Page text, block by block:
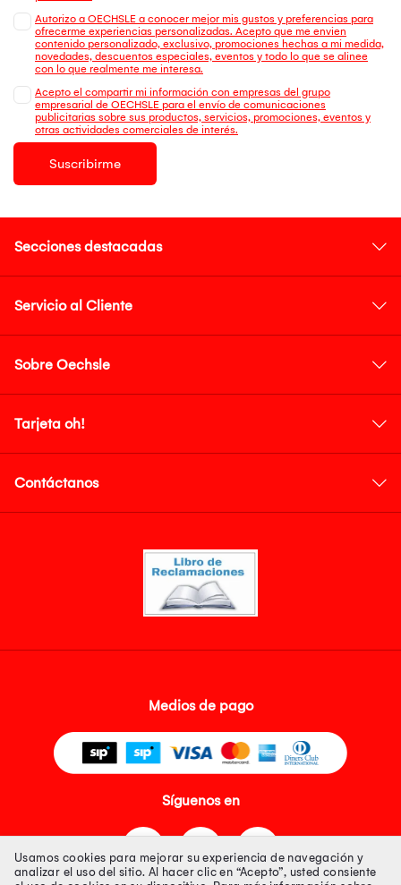
Autorizo a OECHSLE a conocer mejor mis gustos y preferencias para
ofrecerme experiencias personalizadas. Acepto que me envien
contenido personalizado, exclusivo, promociones hechas a mi medida,
novedades, descuentos especiales, eventos y todo lo que se alinee
con lo que realmente me interesa.
Acepto el compartir mi información con empresas del grupo
empresarial de OECHSLE para el envío de comunicaciones
publicitarias sobre sus productos, servicios, promociones, eventos y
otras actividades comerciales de interés.
Suscribirme
Secciones destacadas
Servicio al Cliente
Sobre Oechsle
Tarjeta oh!
Contáctanos
Medios de pago
Síguenos en
Usamos cookies para mejorar su experiencia de navegación y
analizar el uso del sitio. Al hacer clic en “Acepto”, usted consiente